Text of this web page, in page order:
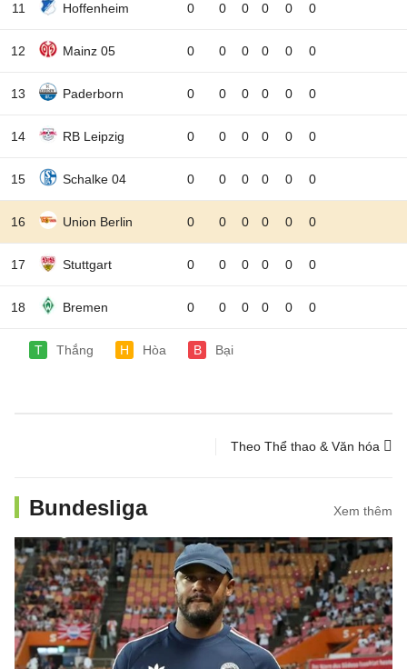
11 Hoffenheim 0 0 0 0 0 0
12 Mainz 05 0 0 0 0 0 0
13 Paderborn 0 0 0 0 0 0
14 RB Leipzig 0 0 0 0 0 0
15 Schalke 04 0 0 0 0 0 0
16 Union Berlin 0 0 0 0 0 0
17 Stuttgart 0 0 0 0 0 0
18 Bremen 0 0 0 0 0 0
T Thắng H Hòa B Bại
Theo Thể thao & Văn hóa
Bundesliga Xem thêm